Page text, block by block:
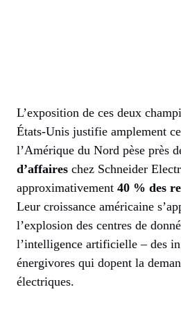
L’exposition de ces deux
États-Unis justifie amplement
l’Amérique du Nord pèse près
d’affaires chez Schneider
approximativement 40 % des
Leur croissance américaine
l’explosion des centres de
l’intelligence artificielle – des
énergivores qui dopent la
électriques.